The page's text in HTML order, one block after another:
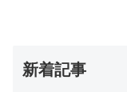
新着記事